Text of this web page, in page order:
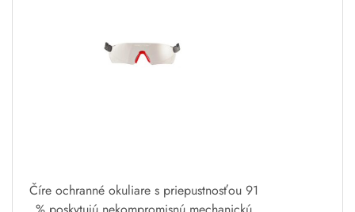
Číre ochranné okuliare s priepustnosťou 91